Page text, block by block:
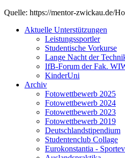
Quelle: https://mentor-zwickau.de/
Aktuelle Unterstützungen
Leistungssportler
Studentische Vorkurse
Lange Nacht der
IfB-Forum der Fak.
KinderUni
Archiv
Fotowettbewerb 2025
Fotowettbewerb 2024
Fotowettbewerb 2023
Fotowettbewerb 2019
Deutschlandstipendium
Studentenclub Collage
Eurokonstantia -